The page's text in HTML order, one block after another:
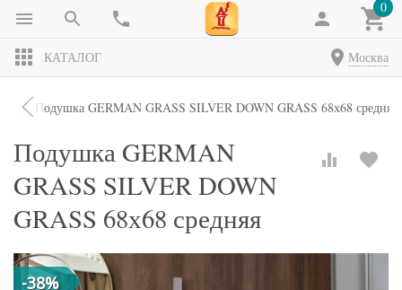
0
КАТАЛОГ Москва
Подушка GERMAN GRASS SILVER DOWN GRASS 68х68 средняя
Подушка GERMAN
GRASS SILVER DOWN
GRASS 68х68 средняя
-38%